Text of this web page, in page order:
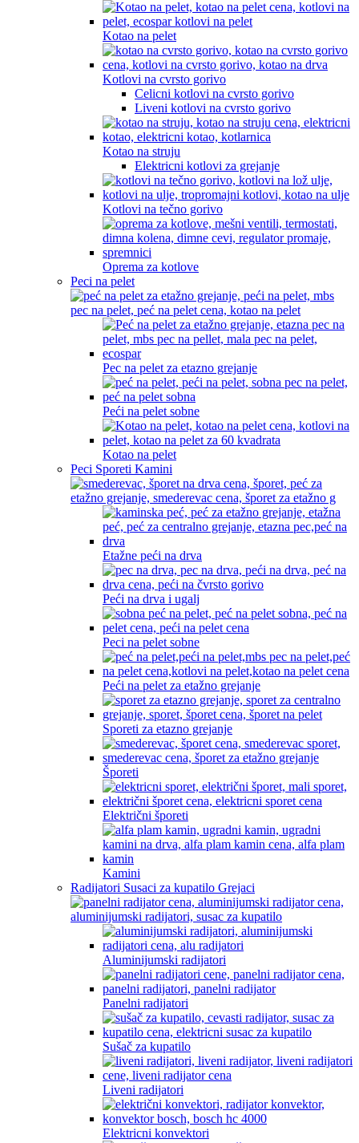
Kotao na pelet
Kotlovi na cvrsto gorivo
Celicni kotlovi na cvrsto gorivo
Liveni kotlovi na cvrsto gorivo
Kotao na struju
Elektricni kotlovi za grejanje
Kotlovi na tečno gorivo
Oprema za kotlove
Peci na pelet
Pec na pelet za etazno grejanje
Peći na pelet sobne
Kotao na pelet
Peci Sporeti Kamini
Etažne peći na drva
Peći na drva i ugalj
Peci na pelet sobne
Peći na pelet za etažno grejanje
Sporeti za etazno grejanje
Šporeti
Električni šporeti
Kamini
Radijatori Susaci za kupatilo Grejaci
Aluminijumski radijatori
Panelni radijatori
Sušač za kupatilo
Liveni radijatori
Elektricni konvektori